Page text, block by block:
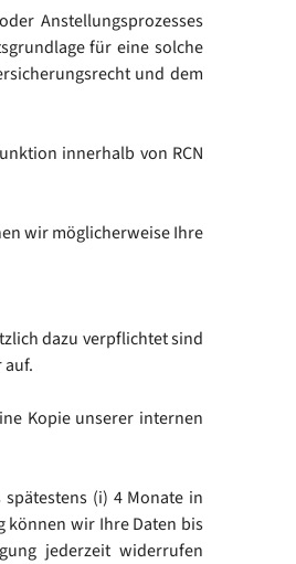
Anstellungsprozesses
für eine solche
und dem
innerhalb von RCN
wir möglicherweise Ihre
dazu verpflichtet sind
Kopie unserer internen
(i) 4 Monate in
können wir Ihre Daten bis
jederzeit widerrufen